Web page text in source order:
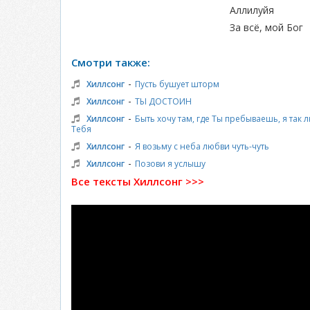
Аллилуйя
За всё, мой Бог
Смотри также:
Хиллсонг - Пусть бушует шторм
Хиллсонг - ТЫ ДОСТОИН
Хиллсонг - Быть хочу там, где Ты пребываешь, я так
Тебя
Хиллсонг - Я возьму с неба любви чуть-чуть
Хиллсонг - Позови я услышу
Все тексты Хиллсонг >>>